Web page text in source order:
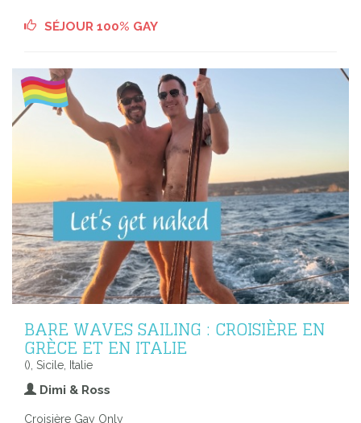
SÉJOUR 100% GAY
BARE WAVES SAILING : CROISIÈRE EN
GRÈCE ET EN ITALIE
(), Sicile, Italie
Dimi & Ross
Croisière Gay Only